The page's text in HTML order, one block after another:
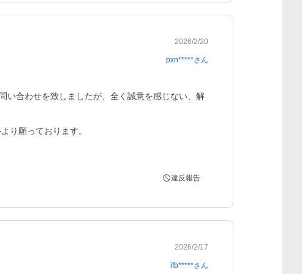
2026/2/20
pxn*****さん
い合わせを致しましたが、全く誠意を感じない、解
り願っております。
違反報告
2026/2/17
ifb*****さん